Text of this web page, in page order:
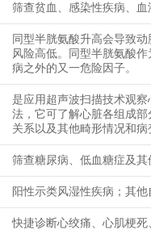
筛查贫血、感染性疾病、血
同型半胱氨酸升高会导致
风险高低。同型半胱氨酸
病之外的又一危险因子。
是应用超声波扫描技术观
法，它可了解心脏各组成
关系以及其他畸形情况和病
筛查糖尿病、低血糖症及其
阳性示类风湿性疾病；其
快捷诊断心绞痛、心肌梗